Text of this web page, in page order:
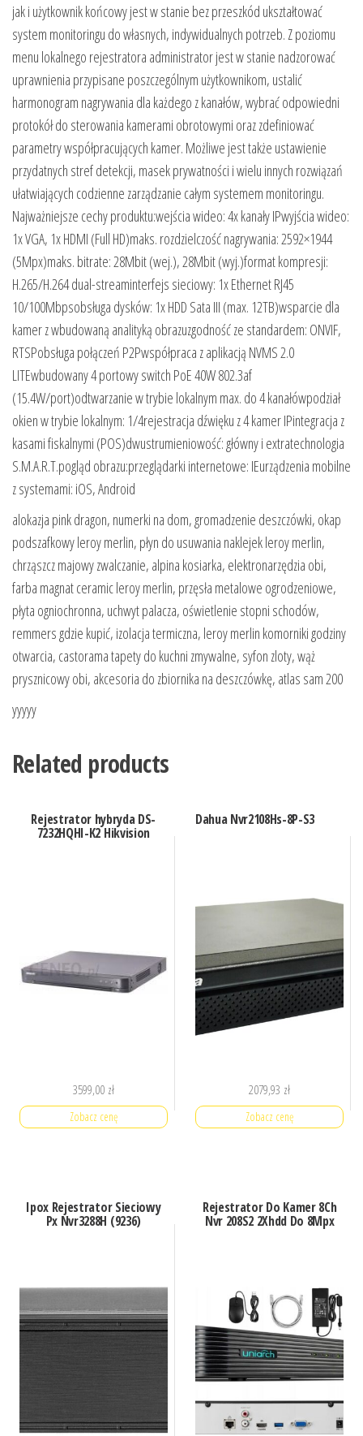
jak i użytkownik końcowy jest w stanie bez przeszkód ukształtować
system monitoringu do własnych, indywidualnych potrzeb. Z poziomu
menu lokalnego rejestratora administrator jest w stanie nadzorować
uprawnienia przypisane poszczególnym użytkownikom, ustalić
harmonogram nagrywania dla każdego z kanałów, wybrać odpowiedni
protokół do sterowania kamerami obrotowymi oraz zdefiniować
parametry współpracujących kamer. Możliwe jest także ustawienie
przydatnych stref detekcji, masek prywatności i wielu innych rozwiązań
ułatwiających codzienne zarządzanie całym systemem monitoringu.
Najważniejsze cechy produktu:wejścia wideo: 4x kanały IPwyjścia wideo:
1x VGA, 1x HDMI (Full HD)maks. rozdzielczość nagrywania: 2592×1944
(5Mpx)maks. bitrate: 28Mbit (wej.), 28Mbit (wyj.)format kompresji:
H.265/H.264 dual-streaminterfejs sieciowy: 1x Ethernet RJ45
10/100Mbpsobsługa dysków: 1x HDD Sata III (max. 12TB)wsparcie dla
kamer z wbudowaną analityką obrazuzgodność ze standardem: ONVIF,
RTSPobsługa połączeń P2Pwspółpraca z aplikacją NVMS 2.0
LITEwbudowany 4 portowy switch PoE 40W 802.3af
(15.4W/port)odtwarzanie w trybie lokalnym max. do 4 kanałówpodział
okien w trybie lokalnym: 1/4rejestracja dźwięku z 4 kamer IPintegracja z
kasami fiskalnymi (POS)dwustrumieniowość: główny i extratechnologia
S.M.A.R.T.pogląd obrazu:przeglądarki internetowe: IEurządzenia mobilne
z systemami: iOS, Android
alokazja pink dragon, numerki na dom, gromadzenie deszczówki, okap
podszafkowy leroy merlin, płyn do usuwania naklejek leroy merlin,
chrząszcz majowy zwalczanie, alpina kosiarka, elektronarzędzia obi,
farba magnat ceramic leroy merlin, przęsła metalowe ogrodzeniowe,
płyta ogniochronna, uchwyt palacza, oświetlenie stopni schodów,
remmers gdzie kupić, izolacja termiczna, leroy merlin komorniki godziny
otwarcia, castorama tapety do kuchni zmywalne, syfon zloty, wąż
prysznicowy obi, akcesoria do zbiornika na deszczówkę, atlas sam 200
yyyyy
Related products
Rejestrator hybryda DS-
7232HQHI-K2 Hikvision
3599,00 zł
Zobacz cenę
Dahua Nvr2108Hs-8P-S3
2079,93 zł
Zobacz cenę
Ipox Rejestrator Sieciowy
Px Nvr3288H (9236)
Rejestrator Do Kamer 8Ch
Nvr 208S2 2Xhdd Do 8Mpx